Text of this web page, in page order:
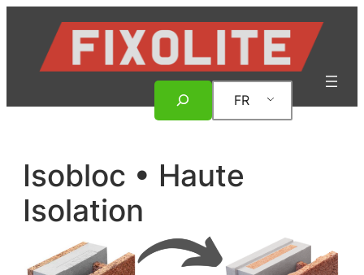
contenu
FR
Isobloc • Haute
Isolation